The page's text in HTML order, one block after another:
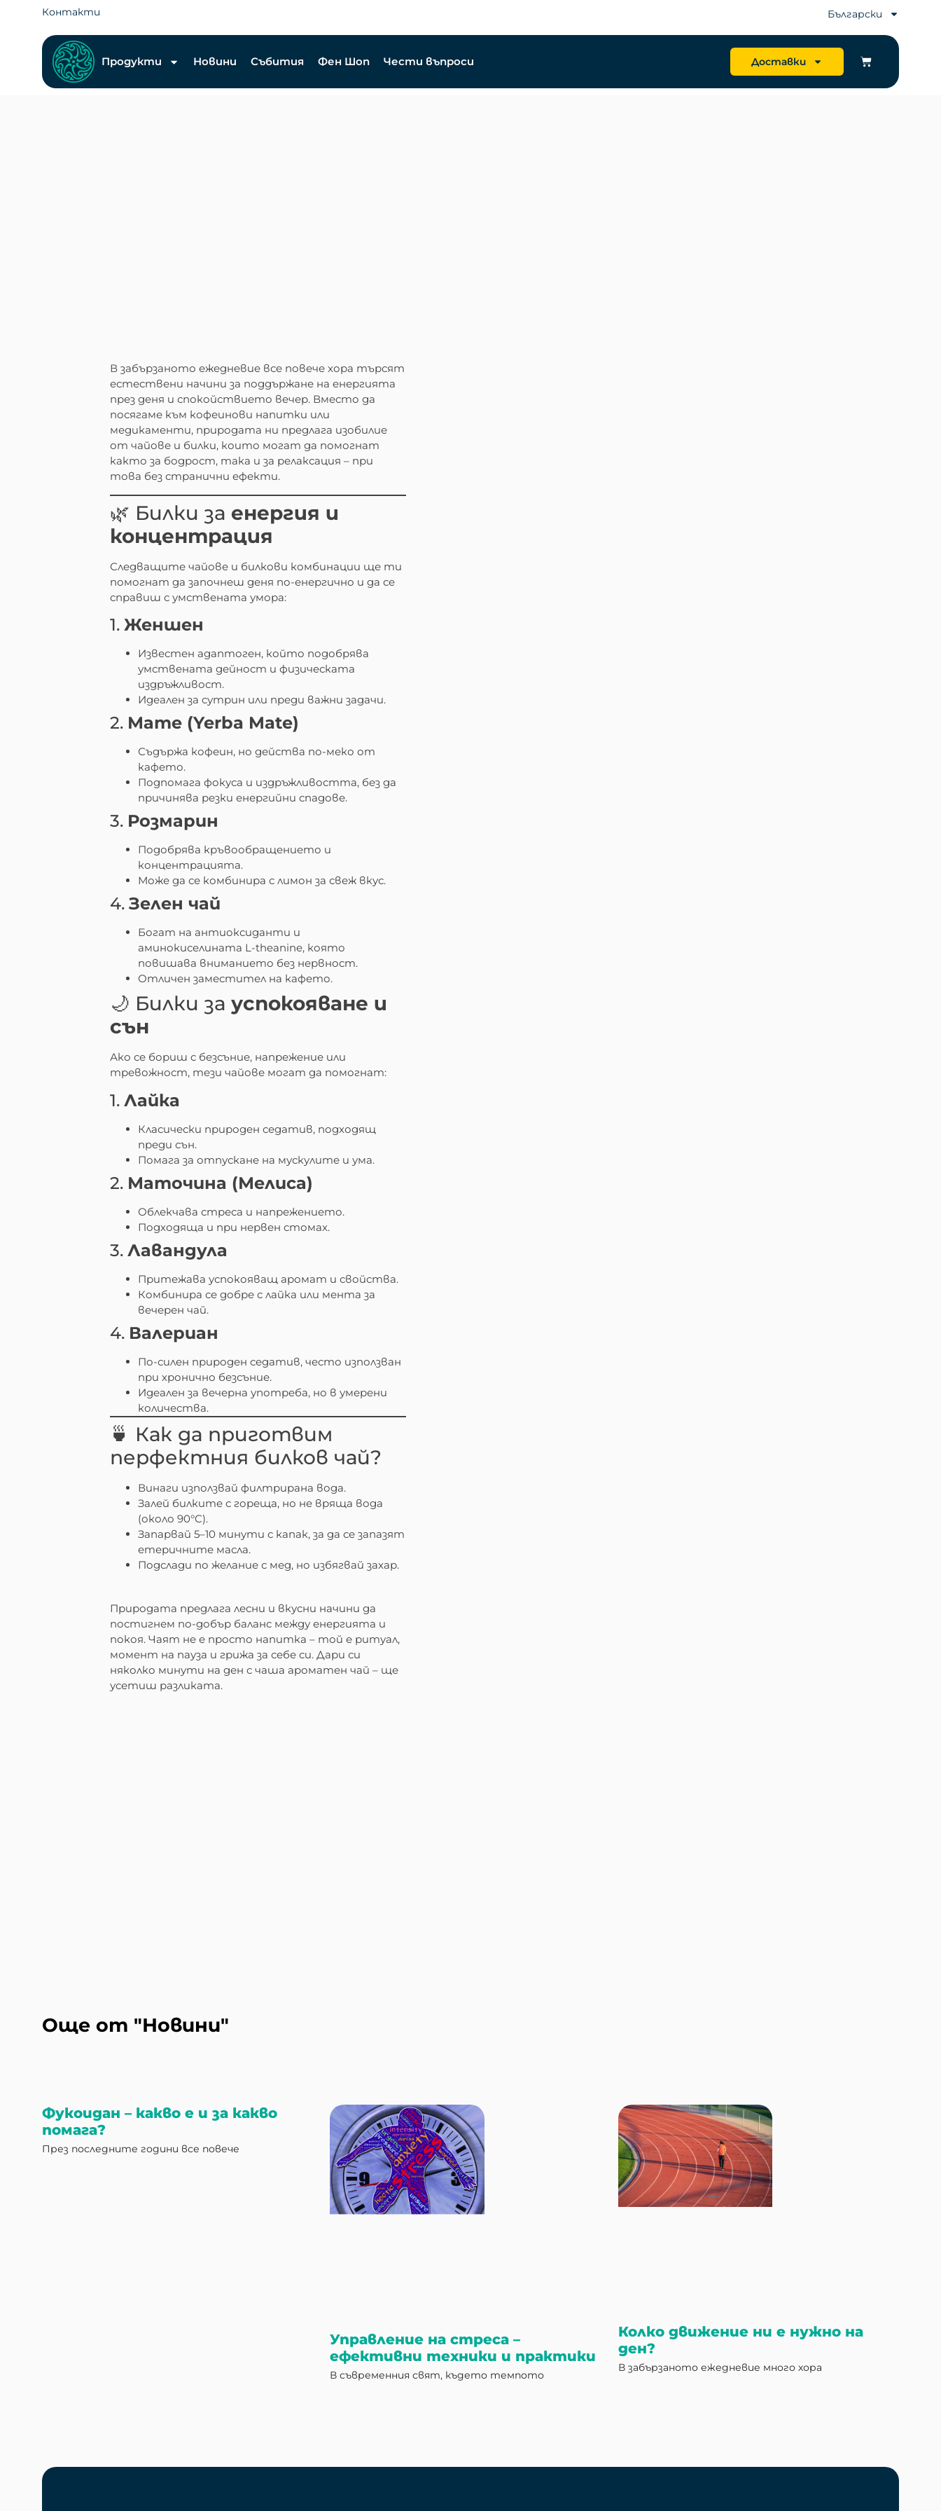
Контакти Български
Продукти Новини Събития Фен Шоп Чести въпроси Доставки
В забързаното ежедневие все повече хора търсят
естествени начини за поддържане на енергията
през деня и спокойствието вечер. Вместо да
посягаме към кофеинови напитки или
медикаменти, природата ни предлага изобилие
от чайове и билки, които могат да помогнат
както за бодрост, така и за релаксация – при
това без странични ефекти.
🌿 Билки за енергия и
концентрация
Следващите чайове и билкови комбинации ще ти
помогнат да започнеш деня по-енергично и да се
справиш с умствената умора:
1. Женшен
Известен адаптоген, който подобрява
умствената дейност и физическата
издръжливост.
Идеален за сутрин или преди важни задачи.
2. Мате (Yerba Mate)
Съдържа кофеин, но действа по-меко от
кафето.
Подпомага фокуса и издръжливостта, без да
причинява резки енергийни спадове.
3. Розмарин
Подобрява кръвообращението и
концентрацията.
Може да се комбинира с лимон за свеж вкус.
4. Зелен чай
Богат на антиоксиданти и
аминокиселината L-theanine, която
повишава вниманието без нервност.
Отличен заместител на кафето.
🌙 Билки за успокояване и
сън
Ако се бориш с безсъние, напрежение или
тревожност, тези чайове могат да помогнат:
1. Лайка
Класически природен седатив, подходящ
преди сън.
Помага за отпускане на мускулите и ума.
2. Маточина (Мелиса)
Облекчава стреса и напрежението.
Подходяща и при нервен стомах.
3. Лавандула
Притежава успокояващ аромат и свойства.
Комбинира се добре с лайка или мента за
вечерен чай.
4. Валериан
По-силен природен седатив, често използван
при хронично безсъние.
Идеален за вечерна употреба, но в умерени
количества.
🍵 Как да приготвим
перфектния билков чай?
Винаги използвай филтрирана вода.
Залей билките с гореща, но не вряща вода
(около 90°C).
Запарвай 5–10 минути с капак, за да се запазят
етеричните масла.
Подслади по желание с мед, но избягвай захар.
Природата предлага лесни и вкусни начини да
постигнем по-добър баланс между енергията и
покоя. Чаят не е просто напитка – той е ритуал,
момент на пауза и грижа за себе си. Дари си
няколко минути на ден с чаша ароматен чай – ще
усетиш разликата.
Още от "Новини"
Фукоидан – какво е и за какво
помага?
През последните години все повече
Управление на стреса –
ефективни техники и практики
В съвременния свят, където темпото
Колко движение ни е нужно на
ден?
В забързаното ежедневие много хора